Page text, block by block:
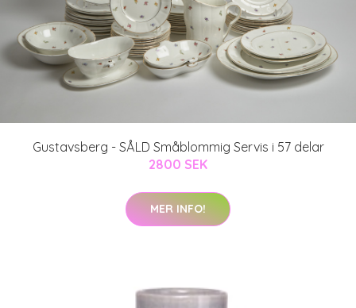
Gustavsberg - SÅLD Småblommig Servis i 57 delar
2800 SEK
MER INFO!